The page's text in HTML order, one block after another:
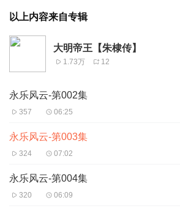
以上内容来自专辑
大明帝王【朱棣传】
1.73万 12
永乐风云-第002集
357 06:25
永乐风云-第003集
324 07:02
永乐风云-第004集
320 06:09